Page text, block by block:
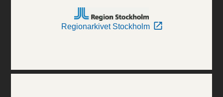
Regionarkivet Stockholm